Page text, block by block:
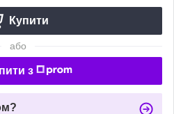
Купити
або
з